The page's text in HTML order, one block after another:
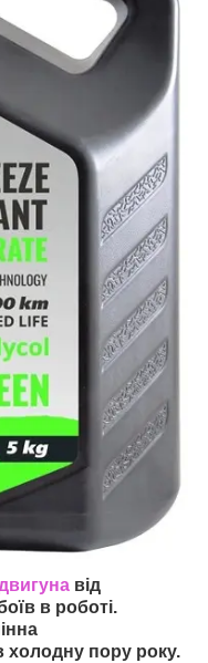
від
в роботі.
холодну пору року.